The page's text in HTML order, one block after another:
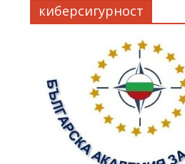
киберсигурност